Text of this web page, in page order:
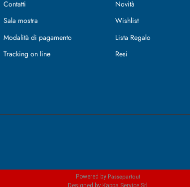
Contatti
Sala mostra
Modalità di pagamento
Tracking on line
Novità
Wishlist
Lista Regalo
Resi
Powered by Passepartout
Designed by Kappa Service Srl